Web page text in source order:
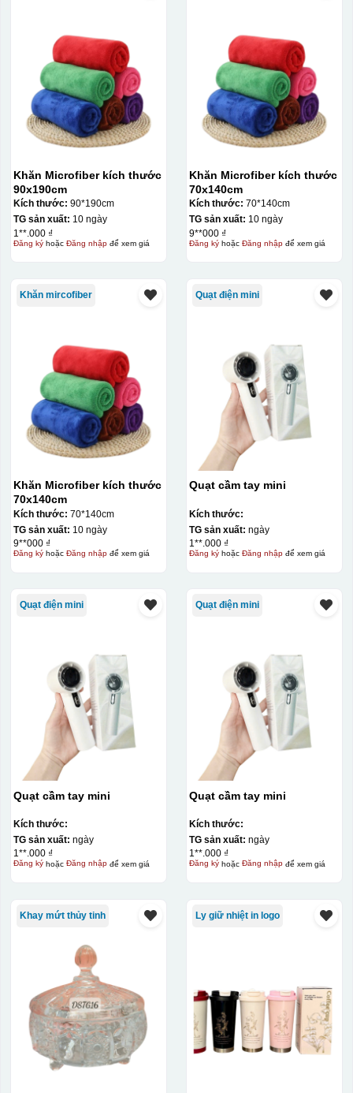
Kiểu in:
Ép kim
Ép kim là gì?
Khăn Microfiber kích thước
90x190cm
Kích thước: 90*190cm
TG sản xuất: 10 ngày
1**.000 ₫
Đăng kýhoặc Đăng nhậpđể xem giá
Khăn Microfiber kích thước
70x140cm
Kích thước: 70*140cm
TG sản xuất: 10 ngày
9**000 ₫
Đăng kýhoặc Đăng nhậpđể xem giá
Khăn mircofiber
Khăn Microfiber kích thước
70x140cm
Kích thước: 70*140cm
TG sản xuất: 10 ngày
9**000 ₫
Đăng kýhoặc Đăng nhậpđể xem giá
Quạt điện mini
Quạt cầm tay mini
Kích thước:
TG sản xuất: ngày
1**.000 ₫
Đăng kýhoặc Đăng nhậpđể xem giá
Quạt điện mini
Quạt cầm tay mini
Kích thước:
TG sản xuất: ngày
1**.000 ₫
Đăng kýhoặc Đăng nhậpđể xem giá
Quạt điện mini
Quạt cầm tay mini
Kích thước:
TG sản xuất: ngày
1**.000 ₫
Đăng kýhoặc Đăng nhậpđể xem giá
Khay mứt thủy tinh Ly giữ nhiệt in logo